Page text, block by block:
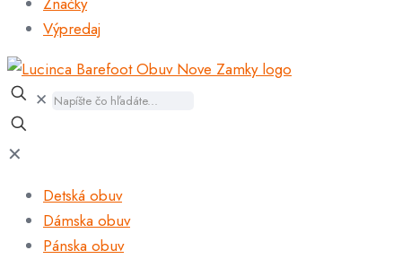
Výpredaj
✕
✕
Detská obuv
Dámska obuv
Pánska obuv